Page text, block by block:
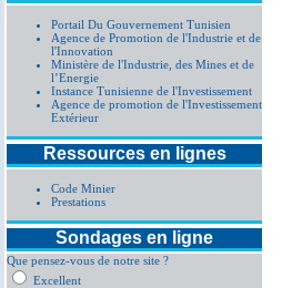
Portail Du Gouvernement Tunisien
Agence de Promotion de l'Industrie et de
l'Innovation
Ministère de l'Industrie, des Mines et de
l’Energie
Instance Tunisienne de l'Investissement
Agence de promotion de l'Investissement
Extérieur
Ressources en lignes
Code Minier
Prestations
Sondages en ligne
Que pensez-vous de notre site ?
Excellent